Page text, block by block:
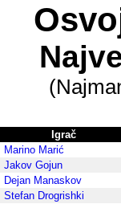
Igrač
Marino Marić
Jakov Gojun
Dejan Manaskov
Stefan Drogrishki